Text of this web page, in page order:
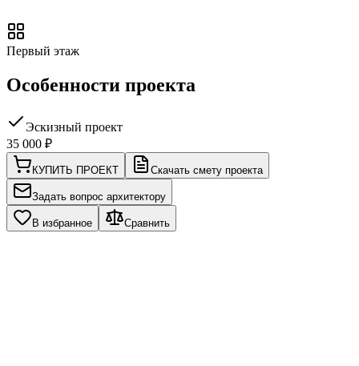
Первый этаж
Особенности проекта
Эскизный проект
35 000 ₽
КУПИТЬ ПРОЕКТ Скачать смету проекта
Задать вопрос архитектору
В избранное Сравнить